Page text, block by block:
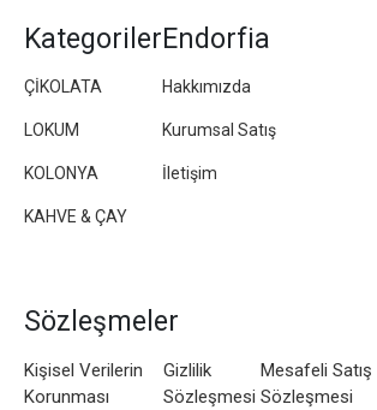
Kategoriler
ÇİKOLATA
LOKUM
KOLONYA
KAHVE & ÇAY
Endorfia
Hakkımızda
Kurumsal Satış
İletişim
Sözleşmeler
Kişisel Verilerin
Korunması
Gizlilik
Sözleşmesi
Mesafeli Satış
Sözleşmesi